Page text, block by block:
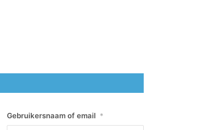
Gebruikersnaam of email *